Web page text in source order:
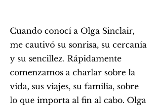
Cuando conocí a Olga Sinclair,
me cautivó su sonrisa, su cercanía
y su sencillez. Rápidamente
comenzamos a charlar sobre la
vida, sus viajes, su familia, sobre
lo que importa al fin al cabo. Olga